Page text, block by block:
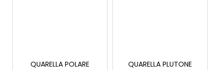
QUARELLA POLARE
QUARELLA PLUTONE